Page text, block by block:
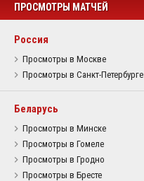
ПРОСМОТРЫ МАТЧЕЙ
Россия
Просмотры в Москве
Просмотры в Санкт-Петербурге
Беларусь
Просмотры в Минске
Просмотры в Гомеле
Просмотры в Гродно
Просмотры в Бресте